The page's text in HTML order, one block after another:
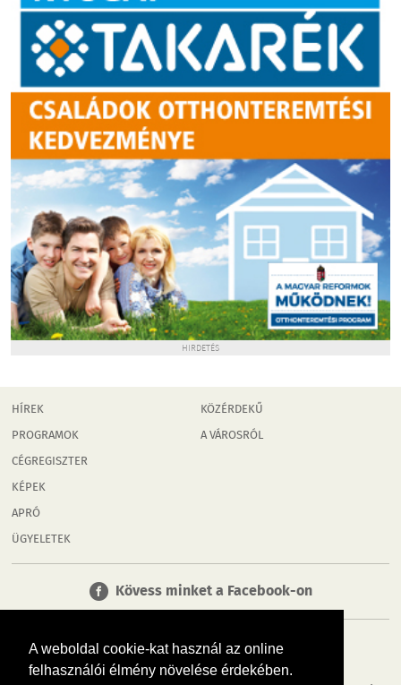
A weboldal cookie-kat használ az online
felhasználói élmény növelése érdekében.
HIRDETÉS
HÍREK
PROGRAMOK
CÉGREGISZTER
KÉPEK
APRÓ
ÜGYELETEK
KÖZÉRDEKŰ
A VÁROSRÓL
Kövess minket a Facebook-on